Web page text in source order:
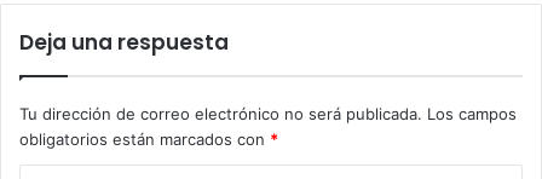
Deja una respuesta
Tu dirección de correo electrónico no será publicada. Los campos
obligatorios están marcados con *